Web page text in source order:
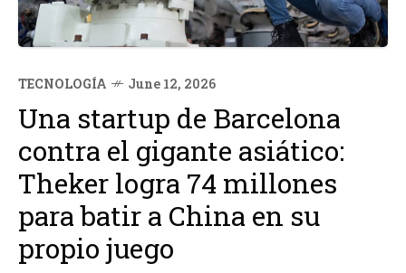
TECNOLOGÍA June 12, 2026
Una startup de Barcelona
contra el gigante asiático:
Theker logra 74 millones
para batir a China en su
propio juego